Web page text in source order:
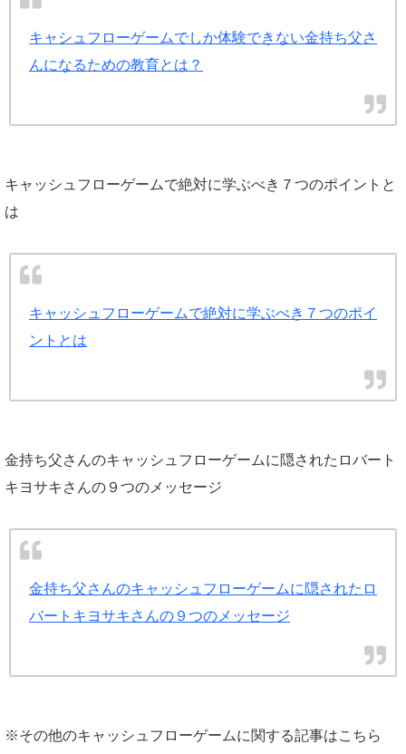
キャシュフローゲームでしか体験できない金持ち父さ
んになるための教育とは？
キャッシュフローゲームで絶対に学ぶべき７つのポイントと
は
キャッシュフローゲームで絶対に学ぶべき７つのポイ
ントとは
金持ち父さんのキャッシュフローゲームに隠されたロバート
キヨサキさんの９つのメッセージ
金持ち父さんのキャッシュフローゲームに隠されたロ
バートキヨサキさんの９つのメッセージ
※その他のキャッシュフローゲームに関する記事はこちら